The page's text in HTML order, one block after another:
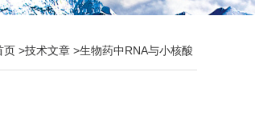
页 >技术文章 >生物药中RNA与小核酸